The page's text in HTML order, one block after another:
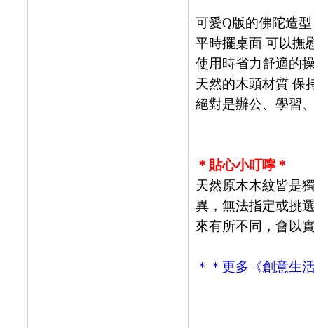
可愛Q版的佛陀造型
平時擺桌面 可以撫
使用時省力舒適的
天然的木頭材質 保
絕對是辦公、學習
＊貼心小叮嚀＊
天然原木木紋皆是
異，無法指定或挑
來有所不同，會以
＊＊更多《創意生